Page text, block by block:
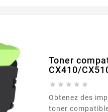
Toner
CX410/
    
Obtenez des
toner